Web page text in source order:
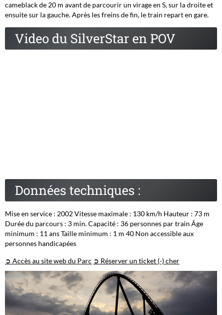
cameblack de 20 m avant de parcourir un virage en S, sur la droite et
ensuite sur la gauche. Après les freins de fin, le train repart en gare.
Video du SilverStar en POV
Données techniques :
Mise en service : 2002 Vitesse maximale : 130 km/h Hauteur : 73 m
Durée du parcours : 3 min. Capacité : 36 personnes par train Âge
minimum : 11 ans Taille minimum : 1 m 40 Non accessible aux
personnes handicapées
➲ Accès au site web du Parc ➲ Réserver un ticket (-) cher